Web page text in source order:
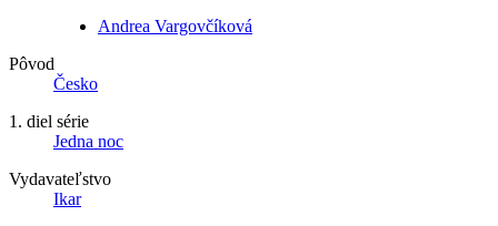
Andrea Vargovčíková
Pôvod
Česko
1. diel série
Jedna noc
Vydavateľstvo
Ikar